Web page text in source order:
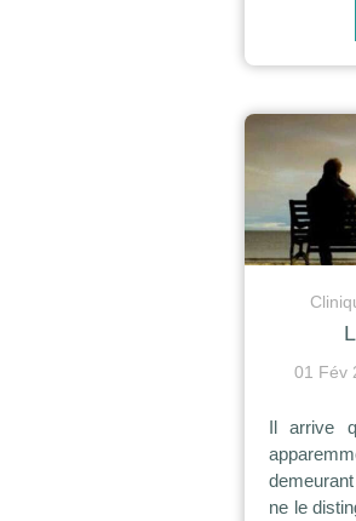
01 Fév
Il arrive
ne le